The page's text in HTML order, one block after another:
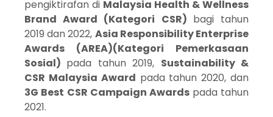
pengiktirafan di Malaysia Health & Wellness
Brand Award (Kategori CSR) bagi tahun
2019 dan 2022, Asia Responsibility Enterprise
Awards (AREA)(Kategori Pemerkasaan
Sosial) pada tahun 2019, Sustainability &
CSR Malaysia Award pada tahun 2020, dan
3G Best CSR Campaign Awards pada tahun
2021.